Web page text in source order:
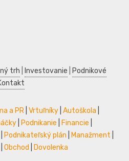
trh Investovanie
Podnikové
a PR Vrtuľníky Autoškola
Podnikanie Financie
Podnikateľský plán Manažment
Obchod Dovolenka